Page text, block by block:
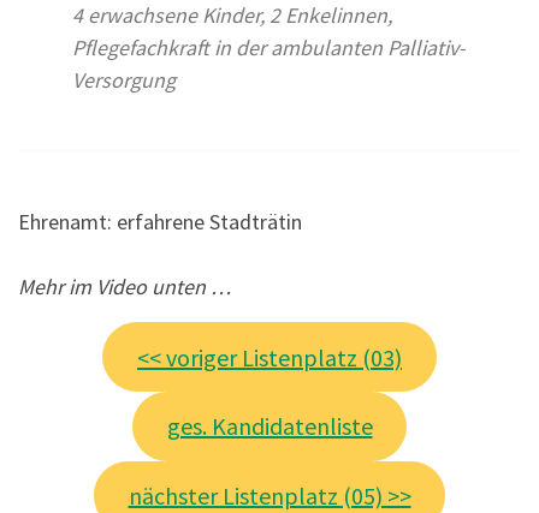
4 erwachsene Kinder, 2 Enkelinnen,
Pflegefachkraft in der ambulanten Palliativ-
Versorgung
Ehrenamt: erfahrene Stadträtin
Mehr im Video unten …
<< voriger Listenplatz (03)
ges. Kandidatenliste
nächster Listenplatz (05) >>